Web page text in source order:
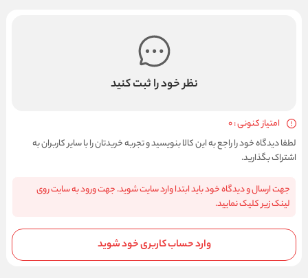
نظر خود را ثبت کنید
امتیاز کنونی : 0
لطفا دیدگاه خود را راجع به این کالا بنویسید و تجربه خریدتان را با سایر کاربران به
اشتراک بگذارید.
جهت ارسال و دیدگاه خود باید ابتدا وارد سایت شوید. جهت ورود به سایت روی
لینک زیر کلیک نمایید.
وارد حساب کاربری خود شوید